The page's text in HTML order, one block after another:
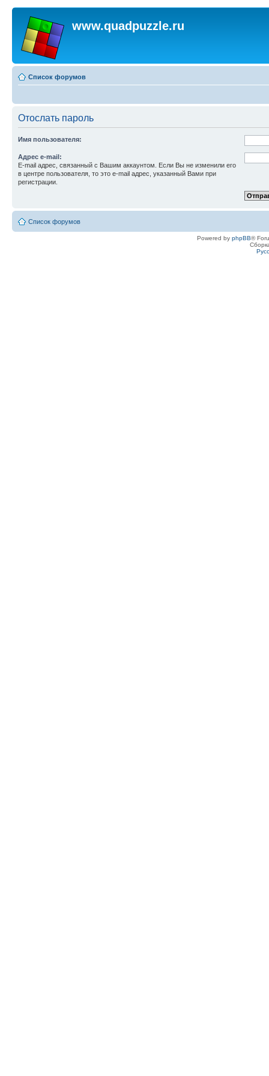
www.quadpuzzle.ru
Список форумов
Отослать пароль
Имя пользователя:
Адрес e-mail:
E-mail адрес, связанный с Вашим аккаунтом. Если Вы не изменили его
в центре пользователя, то это e-mail адрес, указанный Вами при
регистрации.
Список форумов
Powered by phpBB®